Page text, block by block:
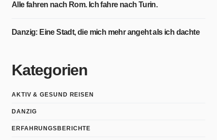
Alle fahren nach Rom. Ich fahre nach Turin.
Danzig: Eine Stadt, die mich mehr angeht als ich dachte
Kategorien
AKTIV & GESUND REISEN
DANZIG
ERFAHRUNGSBERICHTE